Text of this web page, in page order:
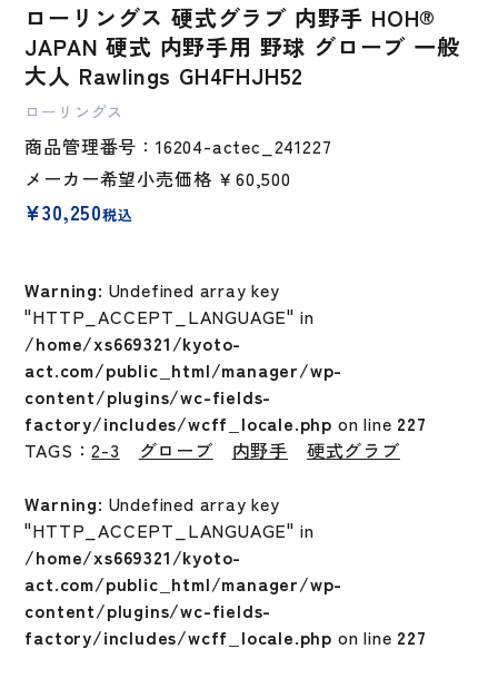
ローリングス 硬式グラブ 内野手 HOH®
JAPAN 硬式 内野手用 野球 グローブ 一般
大人 Rawlings GH4FHJH52
ローリングス
商品管理番号：16204-actec_241227
メーカー希望小売価格 ￥60,500
¥30,250税込
Warning: Undefined array key
"HTTP_ACCEPT_LANGUAGE" in
/home/xs669321/kyoto-
act.com/public_html/manager/wp-
content/plugins/wc-fields-
factory/includes/wcff_locale.php on line 227
TAGS：2-3 グローブ 内野手
硬式グラブ
Warning: Undefined array key
"HTTP_ACCEPT_LANGUAGE" in
/home/xs669321/kyoto-
act.com/public_html/manager/wp-
content/plugins/wc-fields-
factory/includes/wcff_locale.php on line 227